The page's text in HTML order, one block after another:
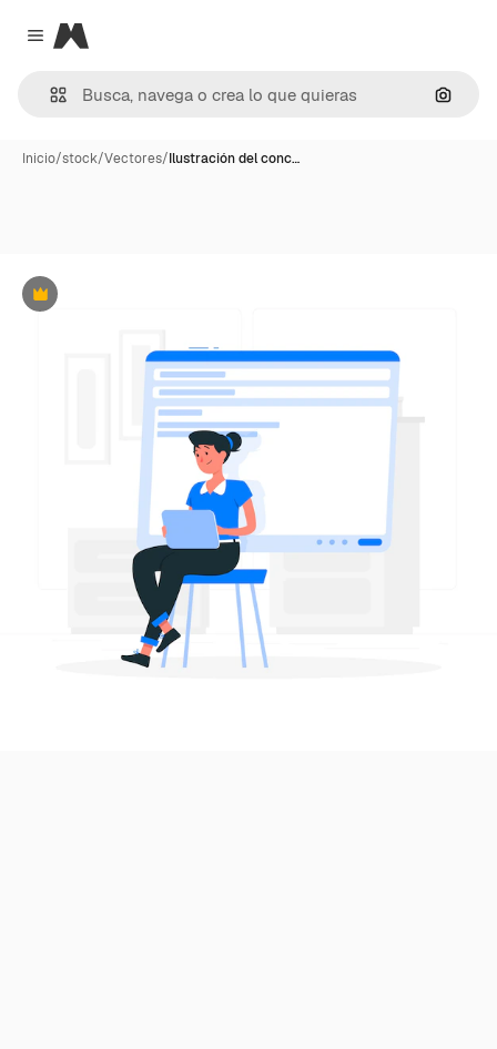
Close menu
Magnific
Inicio/stock/Vectores/Ilustración del conc…
Premium